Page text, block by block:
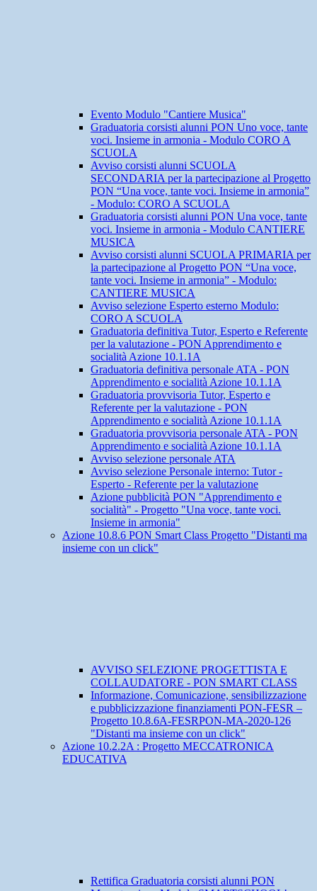
Evento Modulo "Cantiere Musica"
Graduatoria corsisti alunni PON Uno voce, tante
voci. Insieme in armonia - Modulo CORO A
SCUOLA
Avviso corsisti alunni SCUOLA
SECONDARIA per la partecipazione al Progetto
PON “Una voce, tante voci. Insieme in armonia”
- Modulo: CORO A SCUOLA
Graduatoria corsisti alunni PON Una voce, tante
voci. Insieme in armonia - Modulo CANTIERE
MUSICA
Avviso corsisti alunni SCUOLA PRIMARIA per
la partecipazione al Progetto PON “Una voce,
tante voci. Insieme in armonia” - Modulo:
CANTIERE MUSICA
Avviso selezione Esperto esterno Modulo:
CORO A SCUOLA
Graduatoria definitiva Tutor, Esperto e Referente
per la valutazione - PON Apprendimento e
socialità Azione 10.1.1A
Graduatoria definitiva personale ATA - PON
Apprendimento e socialità Azione 10.1.1A
Graduatoria provvisoria Tutor, Esperto e
Referente per la valutazione - PON
Apprendimento e socialità Azione 10.1.1A
Graduatoria provvisoria personale ATA - PON
Apprendimento e socialità Azione 10.1.1A
Avviso selezione personale ATA
Avviso selezione Personale interno: Tutor -
Esperto - Referente per la valutazione
Azione pubblicità PON "Apprendimento e
socialità" - Progetto "Una voce, tante voci.
Insieme in armonia"
Azione 10.8.6 PON Smart Class Progetto "Distanti ma
insieme con un click"
AVVISO SELEZIONE PROGETTISTA E
COLLAUDATORE - PON SMART CLASS
Informazione, Comunicazione, sensibilizzazione
e pubblicizzazione finanziamenti PON-FESR –
Progetto 10.8.6A-FESRPON-MA-2020-126
"Distanti ma insieme con un click"
Azione 10.2.2A : Progetto MECCATRONICA
EDUCATIVA
Rettifica Graduatoria corsisti alunni PON